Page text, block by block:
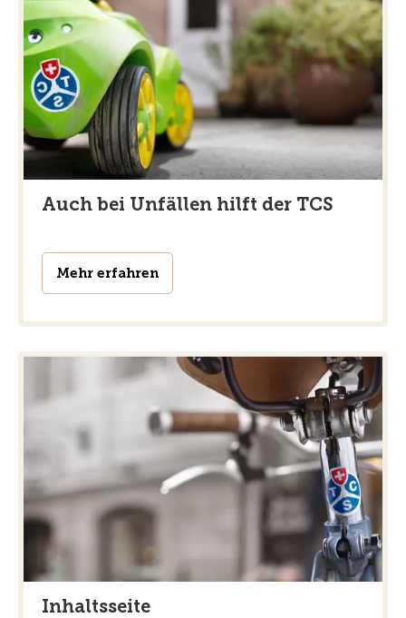
Auch bei Unfällen hilft der TCS
Mehr erfahren
Inhaltsseite